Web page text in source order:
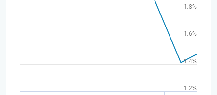
1.2%
1.4%
1.6%
1.8%